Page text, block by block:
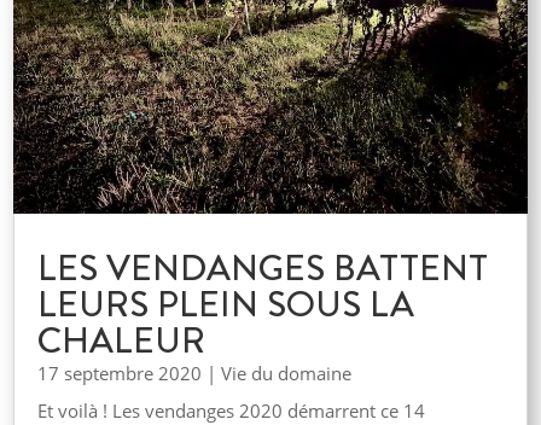
LES VENDANGES BATTENT
LEURS PLEIN SOUS LA
CHALEUR
17 septembre 2020 |Vie du domaine
Et voilà ! Les vendanges 2020 démarrent ce 14